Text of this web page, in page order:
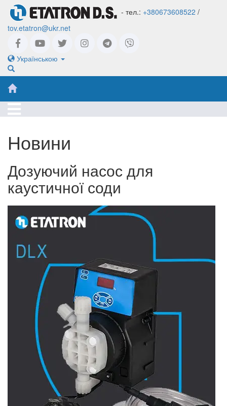
- тел.: +380673608522 /
tov.etatron@ukr.net
Українською
Новини
Дозуючий насос для
каустичної соди